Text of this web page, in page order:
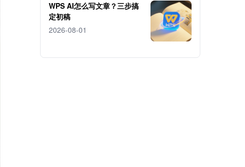
WPS AI怎么写文章？三步搞
定初稿
2026-08-01